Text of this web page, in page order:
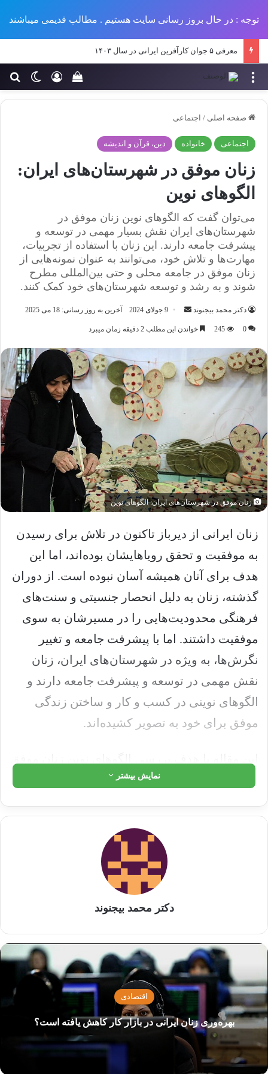
توجه : در حال بروز رسانی سایت هستیم . مطالب قدیمی میباشند
معرفی ۵ جوان کارآفرین ایرانی در سال ۱۴۰۳
تغییر ورود
سبد خرید خود را منو
صفحه اصلی / اجتماعی
اجتماعی خانواده دین، قرآن و اندیشه
زنان موفق در شهرستان‌های ایران:
الگوهای نوین
می‌توان گفت که الگوهای نوین زنان موفق در
شهرستان‌های ایران نقش بسیار مهمی در توسعه و
پیشرفت جامعه دارند. این زنان با استفاده از تجربیات،
مهارت‌ها و تلاش خود، می‌توانند به عنوان نمونه‌هایی از
زنان موفق در جامعه محلی و حتی بین‌المللی مطرح
شوند و به رشد و توسعه شهرستان‌های خود کمک کنند.
دکتر محمد بیجنوند
ارسال9 جولای 2024 آخرین به روز رسانی: 18 می 2025
0
245 خواندن این مطلب 2 دقیقه زمان میبرد
زنان موفق در شهرستان‌های ایران: الگوهای نوین
زنان ایرانی از دیرباز تاکنون در تلاش برای رسیدن
به موفقیت و تحقق رویاهایشان بوده‌اند، اما این
هدف برای آنان همیشه آسان نبوده است. از دوران
گذشته، زنان به دلیل انحصار جنسیتی و سنت‌های
فرهنگی محدودیت‌هایی را در مسیرشان به سوی
موفقیت داشتند. اما با پیشرفت جامعه و تغییر
نگرش‌ها، به ویژه در شهرستان‌های ایران، زنان
نقش مهمی در توسعه و پیشرفت جامعه دارند و
الگوهای نوینی در کسب و کار و ساختن زندگی
موفق برای خود به تصویر کشیده‌اند.
در شهرستان‌های ایران تهیه شده است. در این
بررسی الگوهای نوین زنان موفق پرداخته می‌شود.
📝 بدون شک، زنان در توسعه و پیشرفت جامعه
نقش بسیار مهمی دارند. از یک سو، زنان می‌توانند
توسعه شهرستان‌ها کمک کنند، و از سوی دیگر، با
کسب موفقیت و ایجاد کسب و کارهای پایدار،
می‌توانند به رشد اقتصادی و ایجاد شغل در مناطق
روستایی و کمتر توسعه یافته کشور کمک کنند.
📝 زنان موفق در شهرستان‌های ایران با نوآوری و
ایده‌پردازی در کسب و کارهای خود، نقش بسیار
نمایش بیشتر
دکتر محمد بیجنوند
اقتصادی
بهره‌وری زنان ایرانی در بازار کار کاهش یافته است؟